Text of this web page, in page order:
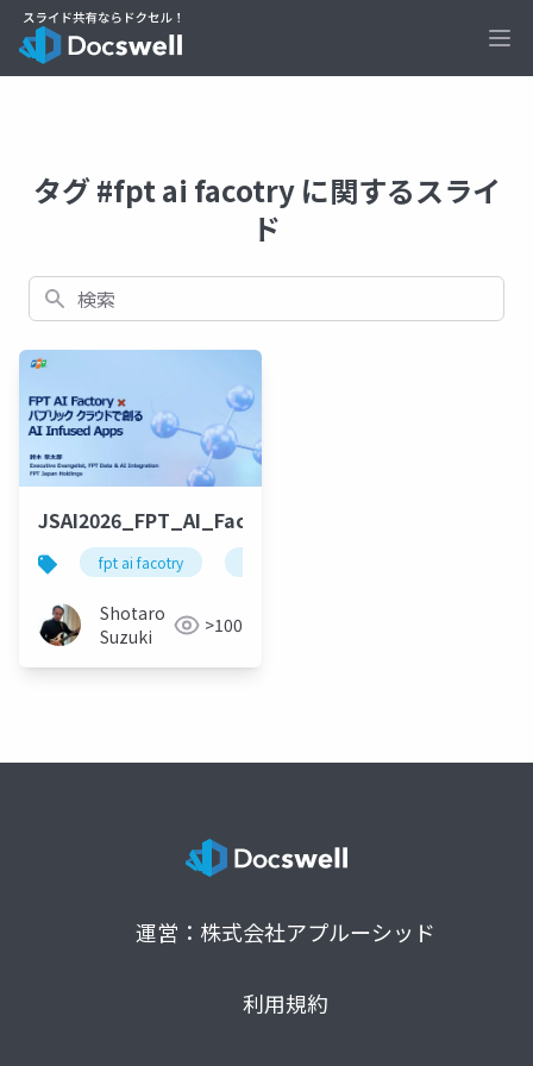
タグ #fpt ai facotry に関するスライ
ド
検索
JSAI2026_FPT_AI_Factory_v3
fpt ai facotry
Shotaro
Suzuki
>100
運営：株式会社アプルーシッド
利用規約